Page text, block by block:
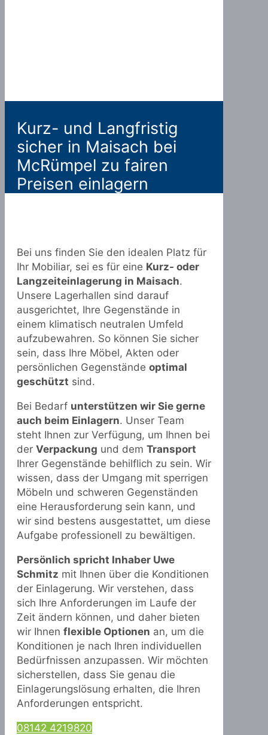
Kurz- und Langfristig
sicher in Maisach bei
McRümpel zu fairen
Preisen einlagern
Bei uns finden Sie den idealen Platz für
Ihr Mobiliar, sei es für eine Kurz- oder
Langzeiteinlagerung in Maisach.
Unsere Lagerhallen sind darauf
ausgerichtet, Ihre Gegenstände in
einem klimatisch neutralen Umfeld
aufzubewahren. So können Sie sicher
sein, dass Ihre Möbel, Akten oder
persönlichen Gegenstände optimal
geschützt sind.
Bei Bedarf unterstützen wir Sie gerne
auch beim Einlagern. Unser Team
steht Ihnen zur Verfügung, um Ihnen bei
der Verpackung und dem Transport
Ihrer Gegenstände behilflich zu sein. Wir
wissen, dass der Umgang mit sperrigen
Möbeln und schweren Gegenständen
eine Herausforderung sein kann, und
wir sind bestens ausgestattet, um diese
Aufgabe professionell zu bewältigen.
Persönlich spricht Inhaber Uwe
Schmitz mit Ihnen über die Konditionen
der Einlagerung. Wir verstehen, dass
sich Ihre Anforderungen im Laufe der
Zeit ändern können, und daher bieten
wir Ihnen flexible Optionen an, um die
Konditionen je nach Ihren individuellen
Bedürfnissen anzupassen. Wir möchten
sicherstellen, dass Sie genau die
Einlagerungslösung erhalten, die Ihren
Anforderungen entspricht.
08142 4219820